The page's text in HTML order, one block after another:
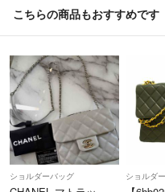
▼特商法
https://fril.jp/ts/official/law/
https://fril.jp/ts/official/law/
◆ご注文について
インターネットにて年中無休
◆お問い合わせについて
【コメントでのお問い合わせの
こちらの商品もおすすめです
ショルダーバッグ ショルダ